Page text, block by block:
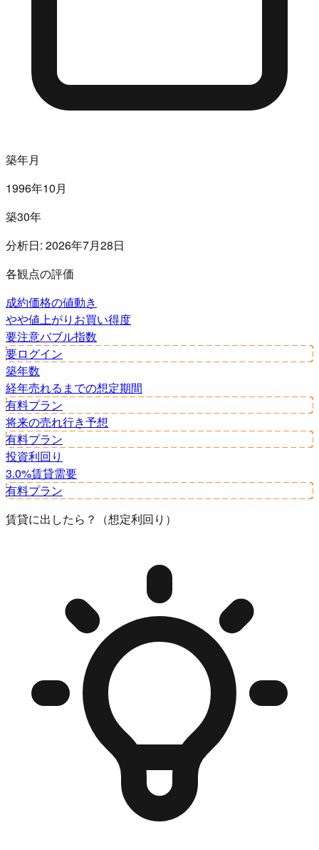
築年月
1996年10月
築30年
分析日: 2026年7月28日
各観点の評価
成約価格の値動き
やや値上がり お買い得度
要注意バブル指数
要ログイン
築年数
経年売れるまでの想定期間
有料プラン
将来の売れ行き予想
有料プラン
投資利回り
3.0%賃貸需要
有料プラン
賃貸に出したら？（想定利回り）